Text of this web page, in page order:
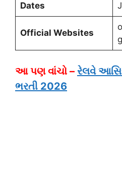
Dates
Official Websites
આ પણ વાંચો – રેલવે
ભરતી 2026